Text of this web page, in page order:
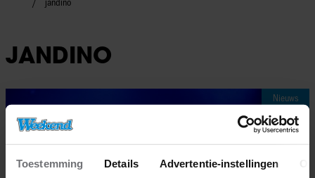
Toestemming Details Advertentie-instellingen
jandino
JANDINO
Nieuws